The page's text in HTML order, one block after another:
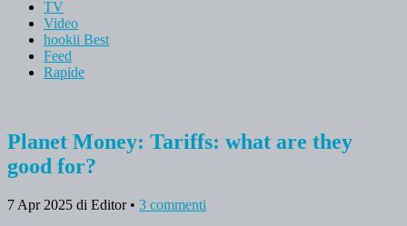
TV
Video
hookii Best
Feed
Rapide
Planet Money: Tariffs: what are they
good for?
7 Apr 2025 di Editor• 3 commenti